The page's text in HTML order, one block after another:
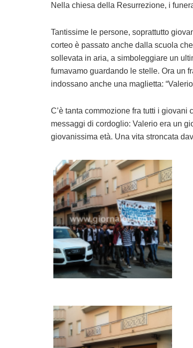
Nella chiesa della Resurrezione, i
Tantissime le persone, soprattutto
corteo è passato anche dalla scuola
sollevata in aria, a simboleggiare un
fumavamo guardando le stelle. Ora un
indossano anche una maglietta:
C’è tanta commozione fra tutti i
messaggi di cordoglio: Valerio era un
giovanissima età. Una vita stroncata